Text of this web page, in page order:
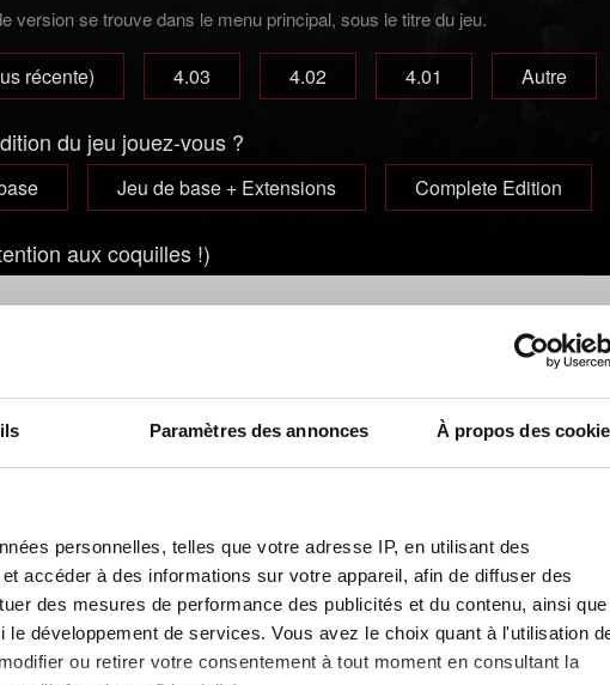
Paramètres des annonces À propos des
personnelles, telles que votre adresse IP, en utilisant des
accéder à des informations sur votre appareil, afin de diffuser des
des mesures de performance des publicités et du contenu, ainsi
le développement de services. Vous avez le choix quant à l'utilisation
ou retirer votre consentement à tout moment en consultant la
version se trouve dans le menu principal, sous le titre du jeu.
récente) 4.03 4.02 4.01 Autre
du jeu jouez-vous ?
Jeu de base + Extensions Complete Edition
aux coquilles !)
fichier
joindre un fichier à votre rapport, comme une capture d'écran dans le cas